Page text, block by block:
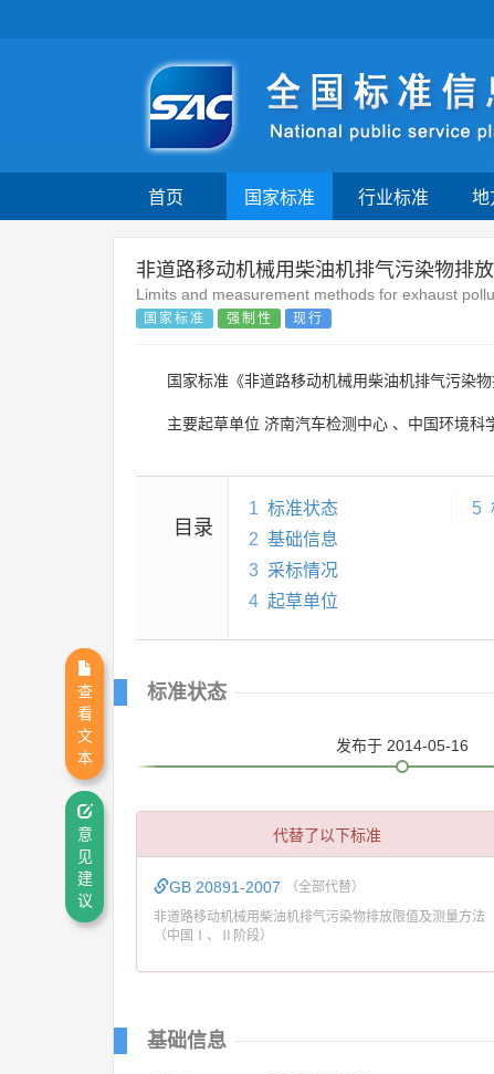
首页 国家标准 行业标准 地
非道路移动机械用柴油机排气污染物排
Limits and measurement methods for exhaust
国家标准 强制性 现行
国家标准《非道路移动机械用柴油机排气污染
主要起草单位 济南汽车检测中心 、 中国环境科
目录
1 标准状态
2 基础信息
3 采标情况
4 起草单位
5
标准状态
发布于 2014-05-16
代替了以下标准
GB 20891-2007 （全部代替）
非道路移动机械用柴油机排气污染物排放限值及测量方法
（中国Ⅰ、Ⅱ阶段）
基础信息
查
看
文
本
意
见
建
议